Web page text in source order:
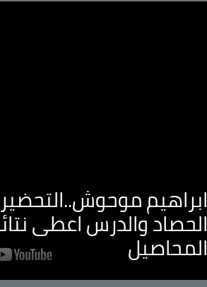
ابراهيم
الحصاد والدرس اعطى
المحاصيل